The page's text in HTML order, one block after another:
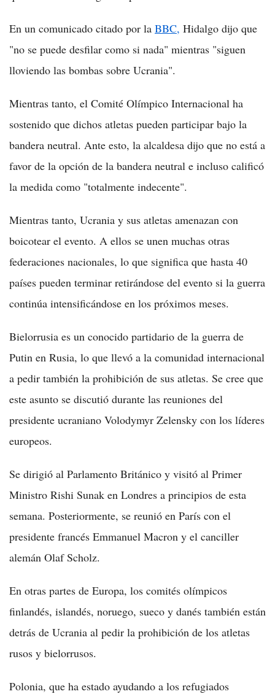
En un comunicado citado por la BBC, Hidalgo dijo que
"no se puede desfilar como si nada" mientras "siguen
lloviendo las bombas sobre Ucrania".
Mientras tanto, el Comité Olímpico Internacional ha
sostenido que dichos atletas pueden participar bajo la
bandera neutral. Ante esto, la alcaldesa dijo que no está a
favor de la opción de la bandera neutral e incluso calificó
la medida como "totalmente indecente".
Mientras tanto, Ucrania y sus atletas amenazan con
boicotear el evento. A ellos se unen muchas otras
federaciones nacionales, lo que significa que hasta 40
países pueden terminar retirándose del evento si la guerra
continúa intensificándose en los próximos meses.
Bielorrusia es un conocido partidario de la guerra de
Putin en Rusia, lo que llevó a la comunidad internacional
a pedir también la prohibición de sus atletas. Se cree que
este asunto se discutió durante las reuniones del
presidente ucraniano Volodymyr Zelensky con los líderes
europeos.
Se dirigió al Parlamento Británico y visitó al Primer
Ministro Rishi Sunak en Londres a principios de esta
semana. Posteriormente, se reunió en París con el
presidente francés Emmanuel Macron y el canciller
alemán Olaf Scholz.
En otras partes de Europa, los comités olímpicos
finlandés, islandés, noruego, sueco y danés también están
detrás de Ucrania al pedir la prohibición de los atletas
rusos y bielorrusos.
Polonia, que ha estado ayudando a los refugiados